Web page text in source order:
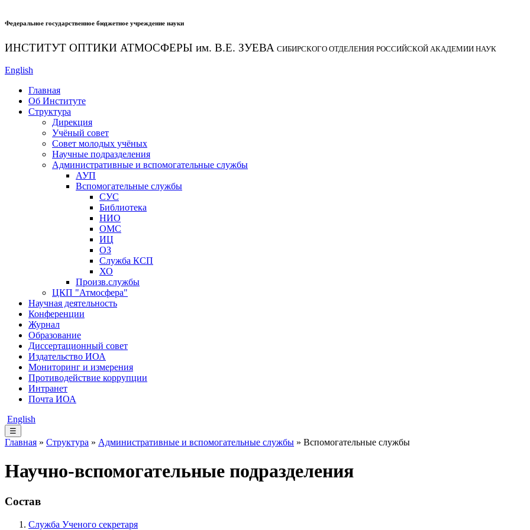
Федеральное государственное бюджетное учреждение науки
ИНСТИТУТ ОПТИКИ АТМОСФЕРЫ им. В.Е. ЗУЕВА СИБИРСКОГО ОТДЕЛЕНИЯ РОССИЙСКОЙ АКАДЕМИИ НАУК
English
Главная
Об Институте
Структура
Дирекция
Учёный совет
Совет молодых учёных
Научные подразделения
Административные и вспомогательные службы
АУП
Вспомогательные службы
СУС
Библиотека
НИО
ОМС
ИЦ
ОЗ
Служба КСП
ХО
Произв.службы
ЦКП "Атмосфера"
Научная деятельность
Конференции
Журнал
Образование
Диссертационный совет
Издательство ИОА
Мониторинг и измерения
Противодействие коррупции
Интранет
Почта ИОА
English
☰
Главная » Структура » Административные и вспомогательные службы » Вспомогательные службы
Научно-вспомогательные подразделения
Состав
Служба Ученого секретаря